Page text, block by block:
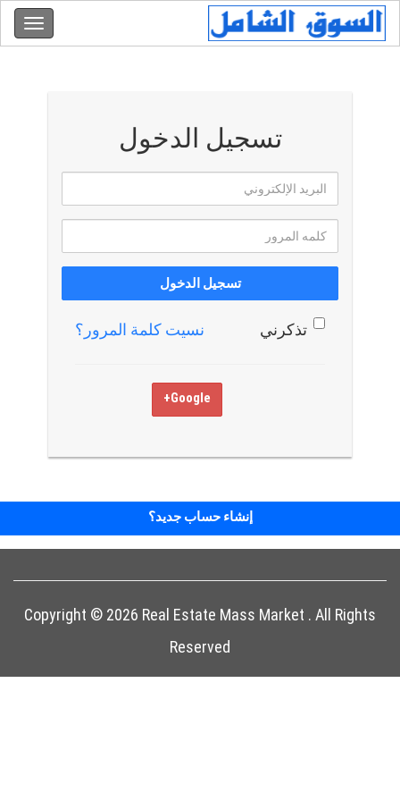
تسجيل الدخول
تسجيل الدخول
تذكرني نسيت كلمة المرور؟
Google+
إنشاء حساب جديد؟
Copyright © 2026 Real Estate Mass Market . All Rights
Reserved